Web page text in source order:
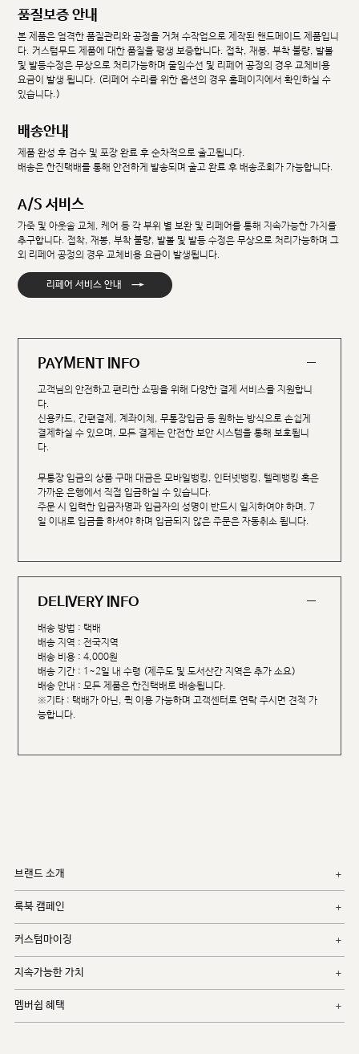
품질보증 안내
본 제품은 엄격한 품질관리와 공정을 거쳐 수작업으로 제작된 핸드메이드 제품입니
다. 커스텀무드 제품에 대한 품질을 평생 보증합니다. 접착, 재봉, 부착 불량, 발볼
및 발등수정은 무상으로 처리가능하며 줄임수선 및 리페어 공정의 경우 교체비용
요금이 발생 됩니다. (리페어 수리를 위한 옵션의 경우 홈페이지에서 확인하실 수
있습니다.)
배송안내
제품 완성 후 검수 및 포장 완료 후 순차적으로 출고됩니다.
배송은 한진택배를 통해 안전하게 발송되며 출고 완료 후 배송조회가 가능합니다.
A/S 서비스
가죽 및 아웃솔 교체, 케어 등 각 부위 별 보완 및 리페어를 통해 지속가능한 가치를
추구합니다. 접착, 재봉, 부착 불량, 발볼 및 발등 수정은 무상으로 처리가능하며 그
외 리페어 공정의 경우 교체비용 요금이 발생됩니다.
리페어 서비스 안내 →
PAYMENT INFO
고객님의 안전하고 편리한 쇼핑을 위해 다양한 결제 서비스를 지원합니
다.
신용카드, 간편결제, 계좌이체, 무통장입금 등 원하는 방식으로 손쉽게
결제하실 수 있으며, 모든 결제는 안전한 보안 시스템을 통해 보호됩니
다.
무통장 입금의 상품 구매 대금은 모바일뱅킹, 인터넷뱅킹, 텔레뱅킹 혹은
가까운 은행에서 직접 입금하실 수 있습니다.
주문 시 입력한 입금자명과 입금자의 성명이 반드시 일치하여야 하며, 7
일 이내로 입금을 하셔야 하며 입금되지 않은 주문은 자동취소 됩니다.
DELIVERY INFO
배송 방법 : 택배
배송 지역 : 전국지역
배송 비용 : 4,000원
배송 기간 : 1~2일 내 수령 (제주도 및 도서산간 지역은 추가 소요)
배송 안내 : 모든 제품은 한진택배로 배송됩니다.
※기타 : 택배가 아닌, 퀵 이용 가능하며 고객센터로 연락 주시면 견적 가
능합니다.
브랜드 소개
룩북 캠페인
커스텀마이징
지속가능한 가치
멤버쉽 혜택